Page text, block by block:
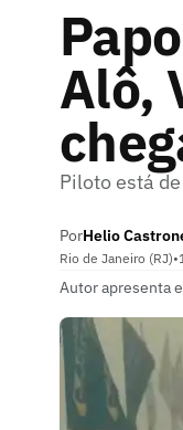
Alô,
Piloto está
PorHelio
Rio de Janeiro (RJ)•
Autor apresenta